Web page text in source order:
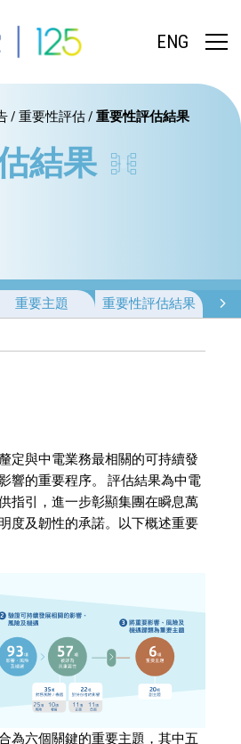
ENG
/ 重要性評估/ 重要性評估結果
結果
重要主題 重要性評估結果
定與中電業務最相關的可持續發
響的重要程序。 評估結果為中電
指引，進一步彰顯集團在瞬息萬
度及韌性的承諾。以下概述重要
為六個關鍵的重要主題，其中五